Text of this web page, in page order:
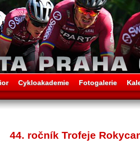
Cykloakademie Fotogalerie
44. ročník Trofeje